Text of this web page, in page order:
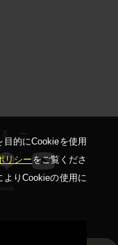
ー
的にCookieを使⽤
リシーをご覧くださ
りCookieの使⽤に